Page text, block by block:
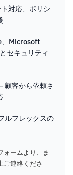
対応、ポリシ
Microsoft
セキュリティ
顧客から依頼さ
ルフレックスの
ォームより、ま
ご連絡くださ